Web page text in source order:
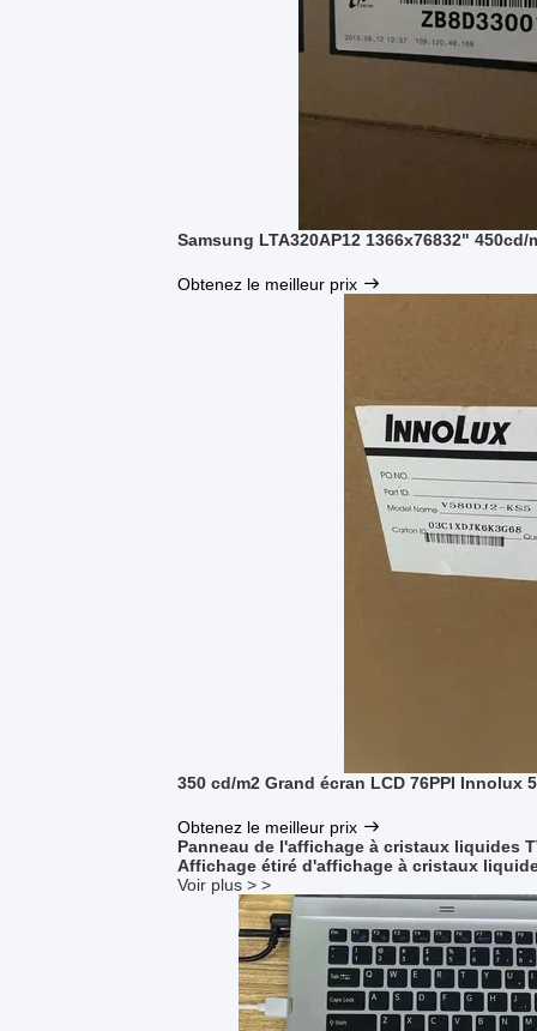
Samsung LTA320AP12 1366x76832" 450cd/
Obtenez le meilleur prix
350 cd/m2 Grand écran LCD 76PPI Innolux
Obtenez le meilleur prix
Panneau de l'affichage à cristaux liquides
Affichage étiré d'affichage à cristaux
Voir plus > >